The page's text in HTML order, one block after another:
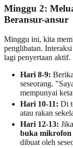
Minggu 2:
Beransur-ansur
Minggu ini, kita
penglibatan.
lagi penyertaan aktif.
Hari 8-9:
seseorang.
mempunyai
Hari 10-11: Di
atau rakan
Hari 12-13:
buka mikrofon
dibuat oleh